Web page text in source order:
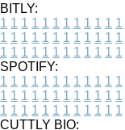
BITLY:
1 1 1 1 1 1 1 1 1 1 1 1
1 1 1 1 1 1 1 1 1 1 1 1
1 1 1 1 1 1 1 1 1 1 1 1
SPOTIFY:
1 1 1 1 1 1 1 1 1 1 1 1
1 1 1 1 1 1 1 1 1 1 1 1
1 1 1 1 1 1 1 1 1 1 1 1
CUTTLY BIO: